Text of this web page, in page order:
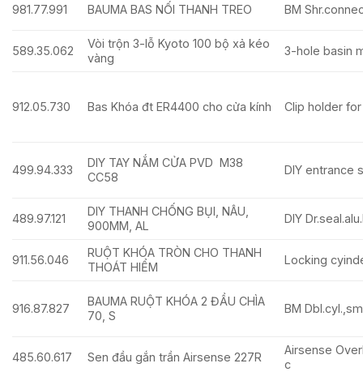
981.77.991 BAUMA BAS NỐI THANH TREO BM
589.35.062
Vòi trộn 3-lỗ Kyoto 100 bộ xả kéo
vàng
3-hole basin
912.05.730 Bas Khóa đt ER4400 cho cửa kính Clip holder
499.94.333
DIY TAY NẮM CỬA PVD M38
CC58
DIY entrance
489.97.121
DIY THANH CHỐNG BỤI, NÂU,
900MM, AL
DIY
911.56.046
RUỘT KHÓA TRÒN CHO THANH
THOÁT HIỂM
Locking
916.87.827
BAUMA RUỘT KHÓA 2 ĐẦU CHÌA
70, S
BM
485.60.617 Sen đầu gắn trần Airsense 227R
Airsense
c